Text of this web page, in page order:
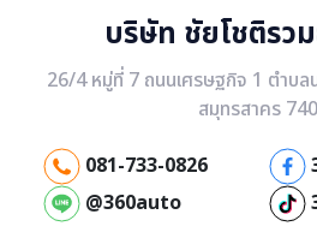
บริษัท ชัยโชติรว
26/4 หมู่ที่ 7 ถนนเศรษฐกิจ 1 ตำบล
สมุทรสาคร
081-733-0826
@360auto